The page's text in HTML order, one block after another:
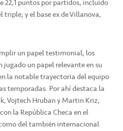
22,1 puntos por partidos, incluido
triple; y el base ex de Villanova,
un papel testimonial, los
un papel relevante en su
la notable trayectoria del equipo
temporadas. Por ahí destaca la
Vojtech Hruban y Martin Kriz,
la República Checa en el
del también internacional